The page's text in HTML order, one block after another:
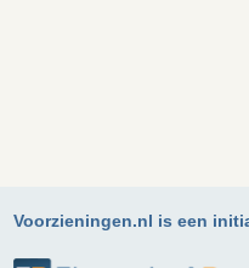
Voorzieningen.nl is een